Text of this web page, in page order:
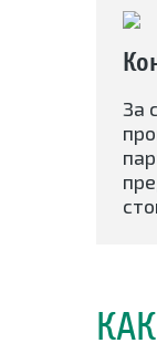
За